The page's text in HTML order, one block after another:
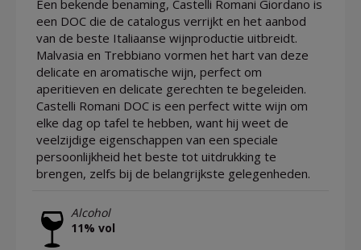
Een bekende benaming, Castelli Romani Giordano is
een DOC die de catalogus verrijkt en het aanbod
van de beste Italiaanse wijnproductie uitbreidt.
Malvasia en Trebbiano vormen het hart van deze
delicate en aromatische wijn, perfect om
aperitieven en delicate gerechten te begeleiden.
Castelli Romani DOC is een perfect witte wijn om
elke dag op tafel te hebben, want hij weet de
veelzijdige eigenschappen van een speciale
persoonlijkheid het beste tot uitdrukking te
brengen, zelfs bij de belangrijkste gelegenheden.
Alcohol
11% vol